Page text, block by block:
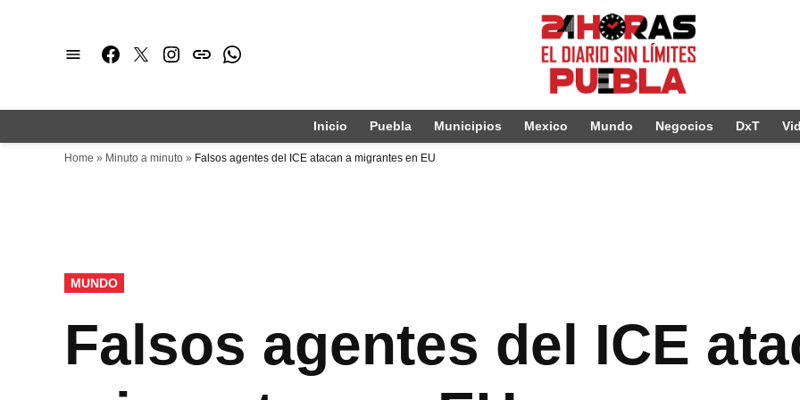
Facebook
TwitterInstagram
issuuWhatsapp
Inicio Puebla Municipios Mexico Mundo Negocios DxT
Home » Minuto a minuto » Falsos agentes del ICE atacan a migrantes en EU
PUBLICADO
EN
MUNDO
Falsos agentes del ICE